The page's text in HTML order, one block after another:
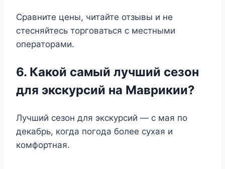
Сравните цены, читайте отзывы и не
стесняйтесь торговаться с местными
операторами.
6. Какой самый лучший сезон
для экскурсий на Маврикии?
Лучший сезон для экскурсий — с мая по
декабрь, когда погода более сухая и
комфортная.